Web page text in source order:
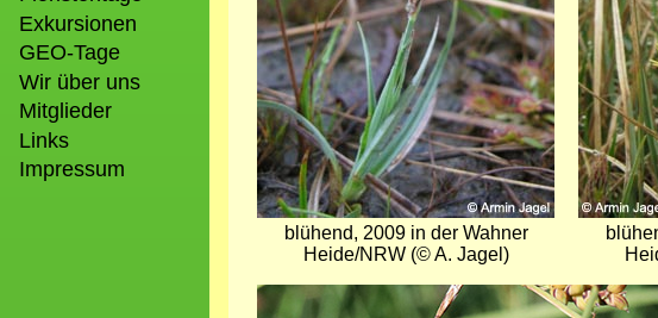
Exkursionen
GEO-Tage
Wir über uns
Mitglieder
Links
Impressum
blühend, 2009 in der Wahner
Heide/NRW (© A. Jagel)
Bild